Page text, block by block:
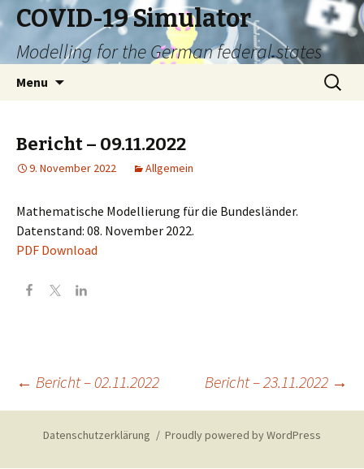
COVID-19 Simulator
Modelling for the German federal states
Menu
Search
for:
Bericht – 09.11.2022
9. November 2022 Allgemein
Mathematische Modellierung für die Bundesländer.
Datenstand: 08. November 2022.
PDF Download
Post
navigation
← Bericht – 02.11.2022 Bericht – 23.11.2022 →
Datenschutzerklärung Proudly powered by WordPress